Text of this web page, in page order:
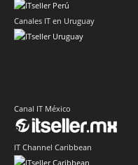
Canales IT en Uruguay
Canal IT México
IT Channel Caribbean